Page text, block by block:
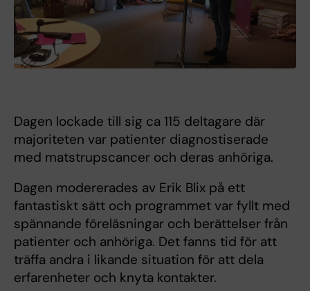
Dagen lockade till sig ca 115 deltagare där
majoriteten var patienter diagnostiserade
med matstrupscancer och deras anhöriga.
Dagen modererades av Erik Blix på ett
fantastiskt sätt och programmet var fyllt med
spännande föreläsningar och berättelser från
patienter och anhöriga. Det fanns tid för att
träffa andra i likande situation för att dela
erfarenheter och knyta kontakter.